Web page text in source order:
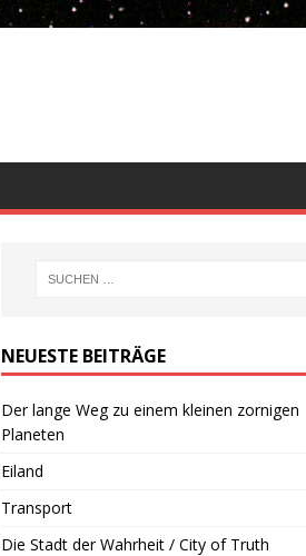
NEUESTE BEITRÄGE
Der lange Weg zu einem kleinen zornigen
Planeten
Eiland
Transport
Die Stadt der Wahrheit / City of Truth